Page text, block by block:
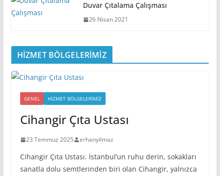
Duvar Çıtalama Çalışması
26 Nisan 2021
HİZMET BÖLGELERİMİZ
GENEL HIZMET BÖLGELERIMIZ
Cihangir Çıta Ustası
23 Temmuz 2025 erhanyilmaz
Cihangir Çıta Ustası. İstanbul’un ruhu derin, sokakları
sanatla dolu semtlerinden biri olan Cihangir, yalnızca